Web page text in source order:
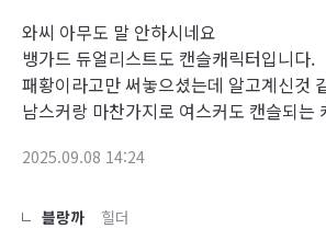
와씨 아무도 말 안하시네요
뱅가드 듀얼리스트도 캔슬캐릭터입니다.
패황이라고만 써놓으셨는데 알고계신것
남스커랑 마찬가지로 여스커도 캔슬되는
2025.09.08 14:24
블랑까 힐더